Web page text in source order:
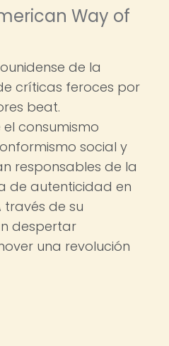
Way of
de la
críticas feroces por
beat.
consumismo
social y
responsables de la
de autenticidad en
de su
despertar
una revolución